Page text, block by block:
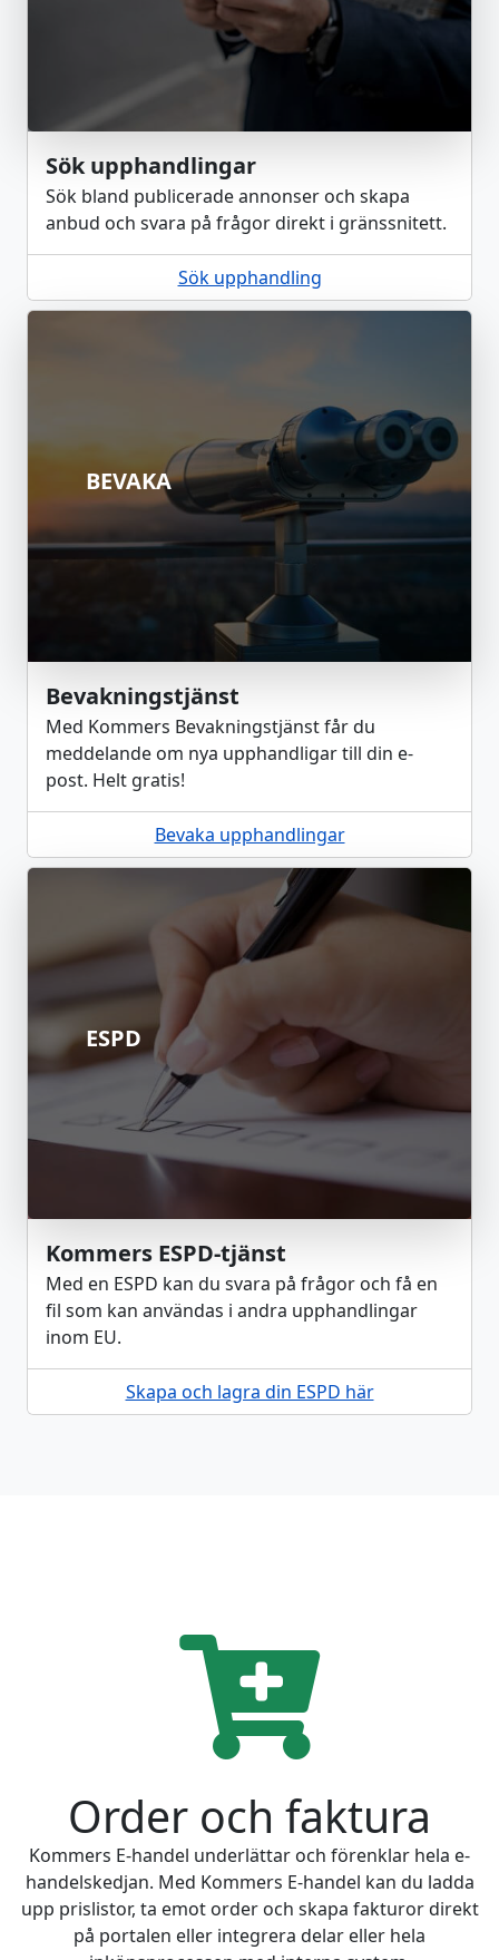
Sök upphandlingar
Sök bland publicerade annonser och skapa
anbud och svara på frågor direkt i gränssnitett.
Sök upphandling
BEVAKA
Bevakningstjänst
Med Kommers Bevakningstjänst får du
meddelande om nya upphandligar till din e-
post. Helt gratis!
Bevaka upphandlingar
ESPD
Kommers ESPD-tjänst
Med en ESPD kan du svara på frågor och få en
fil som kan användas i andra upphandlingar
inom EU.
Skapa och lagra din ESPD här
Order och faktura
Kommers E-handel underlättar och förenklar hela e-
handelskedjan. Med Kommers E-handel kan du ladda
upp prislistor, ta emot order och skapa fakturor direkt
på portalen eller integrera delar eller hela